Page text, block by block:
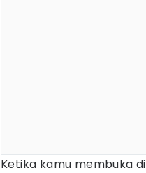
Ketika kamu membuka